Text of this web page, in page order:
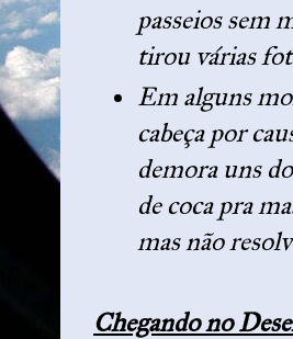
passeios sem
tirou várias
Em alguns
cabeça por
demora uns
de coca pra
mas não
Chegando no